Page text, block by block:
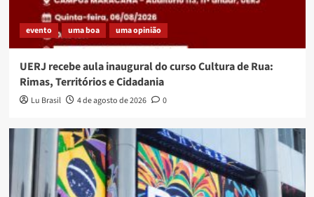
evento uma boa uma opinião
UERJ recebe aula inaugural do curso Cultura de Rua:
Rimas, Territórios e Cidadania
Lu Brasil 4 de agosto de 2026 0